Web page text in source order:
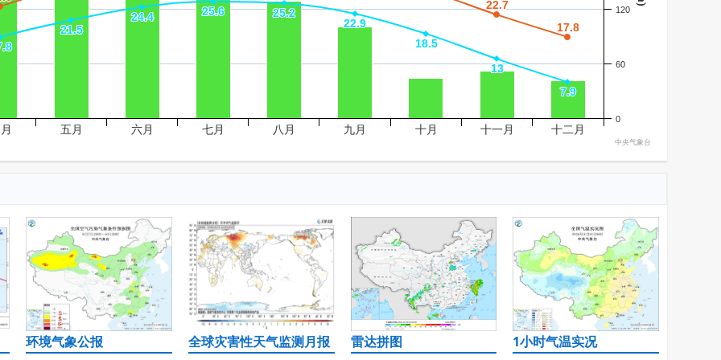
22.7
22.7
17.8
17.8
21.5
21.5
24.4
24.4 25.6
25.6 25.2
25.2
22.9
22.9
18.5
18.5
13
13
7.9
7.9
五月 六月 七月 八月 九月 十月 十一月 十二月
0
60
120
中央气象台
环境气象公报 全球灾害性天气监测月报 雷达拼图 1小时气温实况